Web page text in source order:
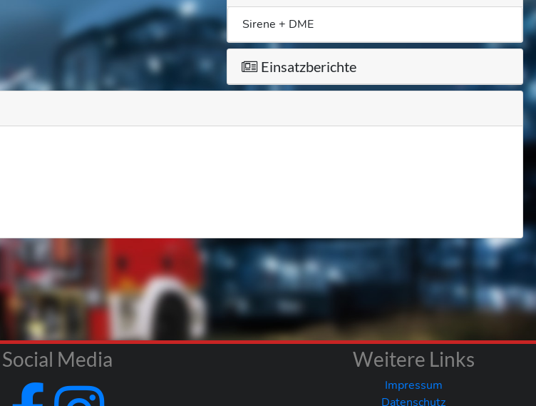
Sirene + DME
Einsatzberichte
Social Media Weitere Links
Impressum
Datenschutz